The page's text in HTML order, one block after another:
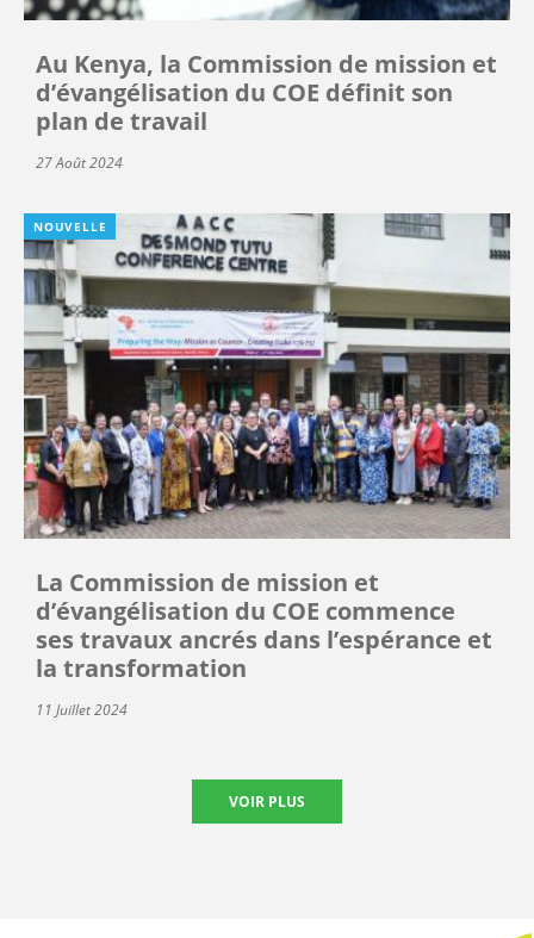
Au Kenya, la Commission de mission et
d’évangélisation du COE définit son
plan de travail
27 Août 2024
NOUVELLE
La Commission de mission et
d’évangélisation du COE commence
ses travaux ancrés dans l’espérance et
la transformation
11 Juillet 2024
VOIR PLUS